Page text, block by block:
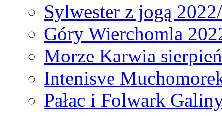
Sylwester z jogą
Góry Wierchomla
Morze Karwia
Intenisve
Pałac i Folwark